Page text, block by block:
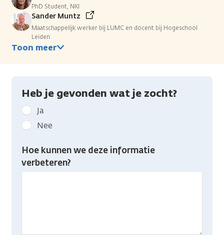
PhD Student, NKI
Sander Muntz
Maatschappelijk werker bij LUMC en docent bij Hogeschool
Leiden
Toon meer
Heb je gevonden wat je zocht?
Geef
kanker.nl
feedback:
Heb
gevonden
Ja
Nee
Hoe kunnen we deze informatie
verbeteren?